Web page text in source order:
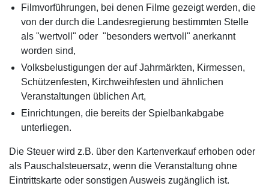
Filmvorführungen, bei denen Filme gezeigt werden, die
von der durch die Landesregierung bestimmten Stelle
als "wertvoll" oder "besonders wertvoll" anerkannt
worden sind,
Volksbelustigungen der auf Jahrmärkten, Kirmessen,
Schützenfesten, Kirchweihfesten und ähnlichen
Veranstaltungen üblichen Art,
Einrichtungen, die bereits der Spielbankabgabe
unterliegen.
Die Steuer wird z.B. über den Kartenverkauf erhoben oder
als Pauschalsteuersatz, wenn die Veranstaltung ohne
Eintrittskarte oder sonstigen Ausweis zugänglich ist.